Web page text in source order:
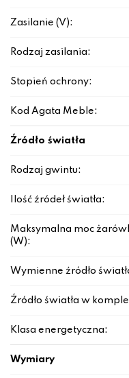
Zasilanie (V):
Rodzaj zasilania:
Stopień ochrony:
Kod Agata Meble:
Źródło światła
Rodzaj gwintu:
Ilość źródeł światła:
Maksymalna moc
(W):
Wymienne źródło
Źródło światła w
Klasa energetyczna:
Wymiary